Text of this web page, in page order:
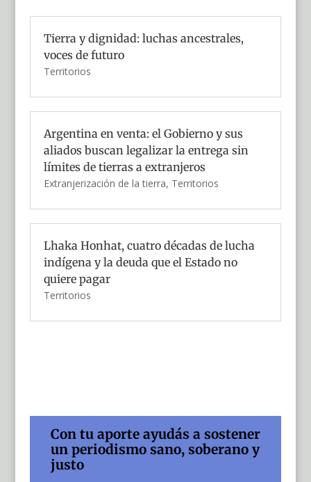
Tierra y dignidad: luchas ancestrales,
voces de futuro
Territorios
Argentina en venta: el Gobierno y sus
aliados buscan legalizar la entrega sin
límites de tierras a extranjeros
Extranjerización de la tierra, Territorios
Lhaka Honhat, cuatro décadas de lucha
indígena y la deuda que el Estado no
quiere pagar
Territorios
Con tu aporte ayudás a sostener
un periodismo sano, soberano y
justo